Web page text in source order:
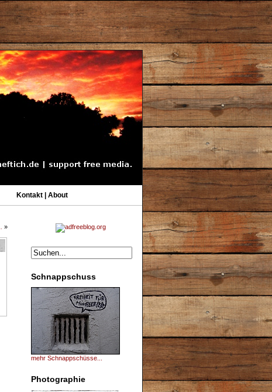
Kontakt | About
Schnappschuss
mehr Schnappschüsse...
Photographie
»